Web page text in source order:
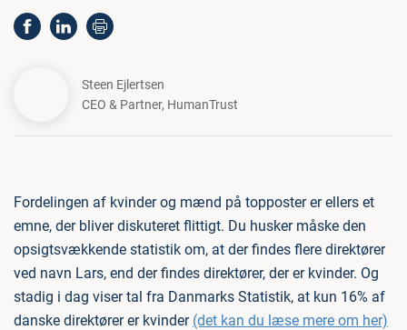
Steen Ejlertsen
CEO & Partner, HumanTrust
Fordelingen af kvinder og mænd på topposter er ellers et
emne, der bliver diskuteret flittigt. Du husker måske den
opsigtsvækkende statistik om, at der findes flere direktører
ved navn Lars, end der findes direktører, der er kvinder. Og
stadig i dag viser tal fra Danmarks Statistik, at kun 16% af
danske direktører er kvinder (det kan du læse mere om her)